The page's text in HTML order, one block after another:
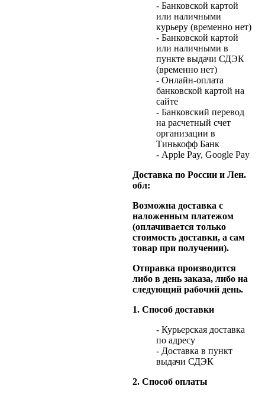
- Банковской картой
или наличными
курьеру (временно нет)
- Банковской картой
или наличными в
пункте выдачи СДЭК
(временно нет)
- Онлайн-оплата
банковской картой на
сайте
- Банковский перевод
на расчетный счет
организации в
Тинькофф Банк
- Apple Pay, Google Pay
Доставка по России и Лен.
обл:
Возможна доставка с
наложенным платежом
(оплачивается только
стоимость доставки, а сам
товар при получении).
Отправка производится
либо в день заказа, либо на
следующий рабочий день.
1. Способ доставки
- Курьерская доставка
по адресу
- Доставка в пункт
выдачи СДЭК
2. Способ оплаты